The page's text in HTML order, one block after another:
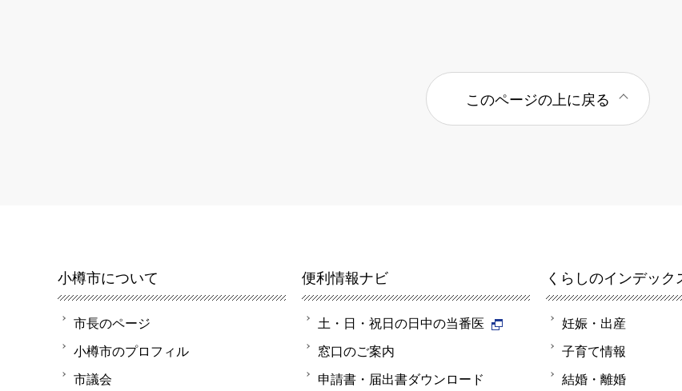
このページの上に戻る
小樽市について
市長のページ
小樽市のプロフィル
市議会
便利情報ナビ
土・日・祝日の日中の当番医
窓口のご案内
申請書・届出書ダウンロード
くらしのインデック
妊娠・出産
子育て情報
結婚・離婚